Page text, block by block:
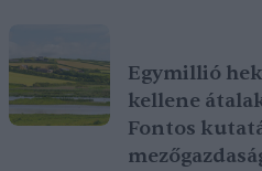
Egymillió
kellene
Fontos